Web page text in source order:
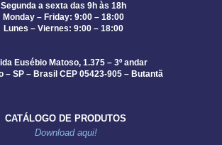
Segunda a sexta das 9h às 18h
Monday – Friday: 9:00 – 18:00
Lunes – Viernes: 9:00 – 18:00
Eusébio Matoso, 1.375 – 3º andar
– SP – Brasil CEP 05423-905 – Butantã
CATÁLOGO DE PRODUTOS
Download aqui!